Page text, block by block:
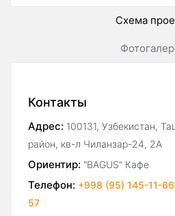
Схема
Контакты
Адрес: 100131, Узбекистан,
район, кв-л Чиланзар-24, 2А
Ориентир: "BAGUS" Кафе
Телефон: +998 (95) 145-11-66
57